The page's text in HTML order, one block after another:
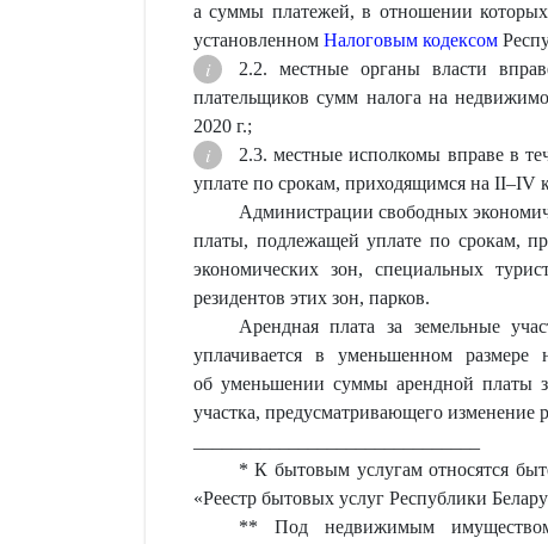
а суммы платежей, в отношении
установленном Налоговым кодексом
2.2. местные органы власти
плательщиков сумм налога на
2020 г.;
2.3. местные исполкомы вправе в
уплате по срокам, приходящимся на II–IV
Администрации свободных
платы, подлежащей уплате по срокам,
экономических зон, специальных
резидентов этих зон, парков.
Арендная плата за земельные
уплачивается в уменьшенном
об уменьшении суммы арендной платы
участка, предусматривающего изменение
* К бытовым услугам относятся
«Реестр бытовых услуг Республики
** Под недвижимым